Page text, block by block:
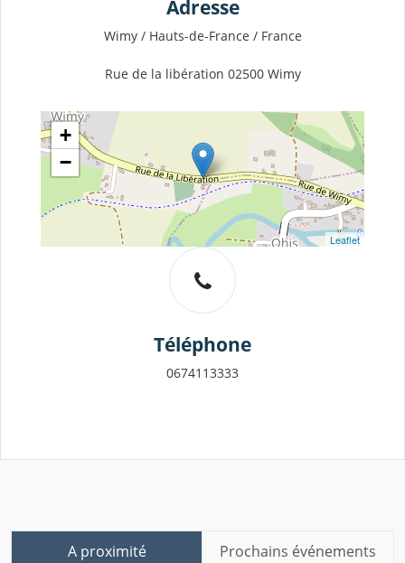
Adresse
Wimy / Hauts-de-France / France
Rue de la libération 02500 Wimy
+
−
Leaflet
Téléphone
0674113333
A proximité Prochains événements